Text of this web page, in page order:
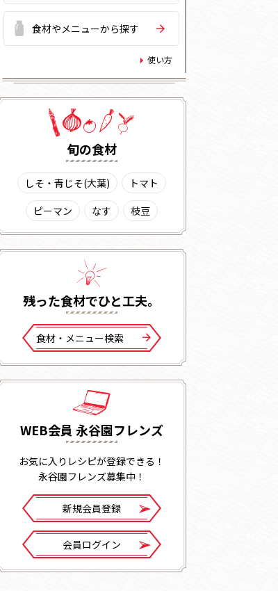
食材やメニューから探す
使い方
旬の⾷材
しそ・青じそ(大葉)
トマト
ピーマン
なす 枝豆
残った⾷材でひと⼯夫。
⾷材・メニュー検索
WEB会員 永谷園フレンズ
お気に入りレシピが登録できる！
永谷園フレンズ募集中！
新規会員登録
会員ログイン